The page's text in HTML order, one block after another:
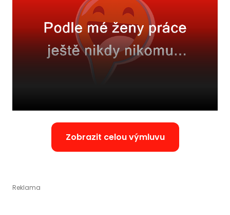
Zobrazit celou výmluvu